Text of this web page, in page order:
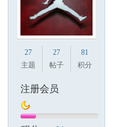
国
27
主题
27
帖子
81
积分
注册会员